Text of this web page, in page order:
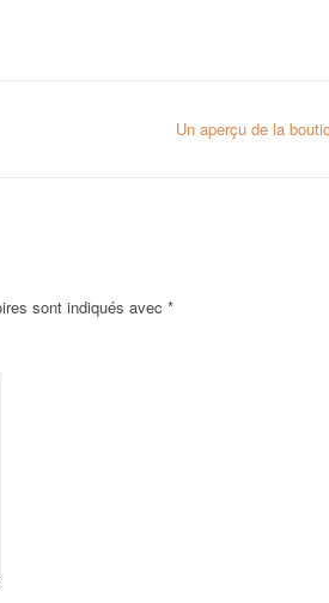
Un aperçu de la
sont indiqués avec *